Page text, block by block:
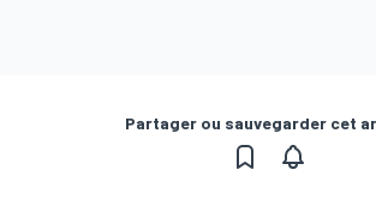
Partager ou sauvegarder cet